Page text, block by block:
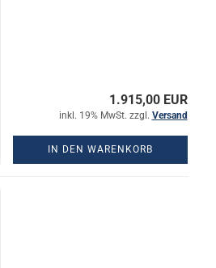
1.915,00 EUR
inkl. 19% MwSt. zzgl. Versand
IN DEN WARENKORB